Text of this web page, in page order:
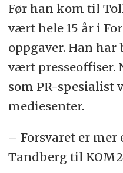
Før han kom til
vært hele 15 år i
oppgaver. Han
vært presseoffiser.
som PR-spesialist
mediesenter.
– Forsvaret er mer
Tandberg til